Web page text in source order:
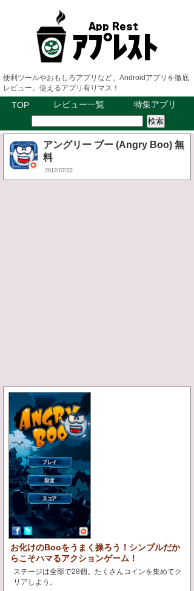
便利ツールやおもしろアプリなど、Androidアプリを徹底
レビュー。使えるアプリ有りマス！
TOP レビュー一覧 特集アプリ
アングリー ブー (Angry Boo) 無
料
2012/07/22
お化けのBooをうまく操ろう！シンプルだか
らこそハマるアクションゲーム！
ステージは全部で28個。たくさんコインを集めてク
リアしよう。